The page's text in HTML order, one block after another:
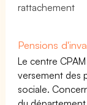
rattachement
Pensions
Le centre
versement des
sociale.